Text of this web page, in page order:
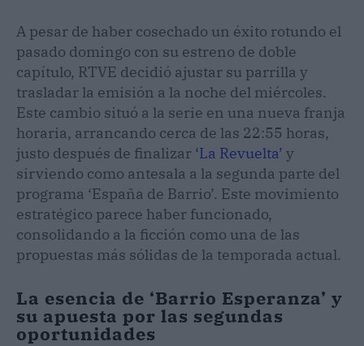
A pesar de haber cosechado un éxito rotundo el
pasado domingo con su estreno de doble
capítulo, RTVE decidió ajustar su parrilla y
trasladar la emisión a la noche del miércoles.
Este cambio situó a la serie en una nueva franja
horaria, arrancando cerca de las 22:55 horas,
justo después de finalizar ‘La Revuelta’ y
sirviendo como antesala a la segunda parte del
programa ‘España de Barrio’. Este movimiento
estratégico parece haber funcionado,
consolidando a la ficción como una de las
propuestas más sólidas de la temporada actual.
La esencia de ‘Barrio Esperanza’ y
su apuesta por las segundas
oportunidades